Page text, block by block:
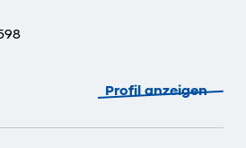
Profil anzeigen